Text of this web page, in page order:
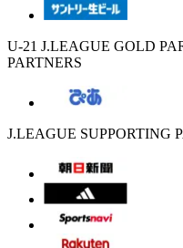
U-21 J.LEAGUE GOLD
PARTNERS
J.LEAGUE SUPPORTING